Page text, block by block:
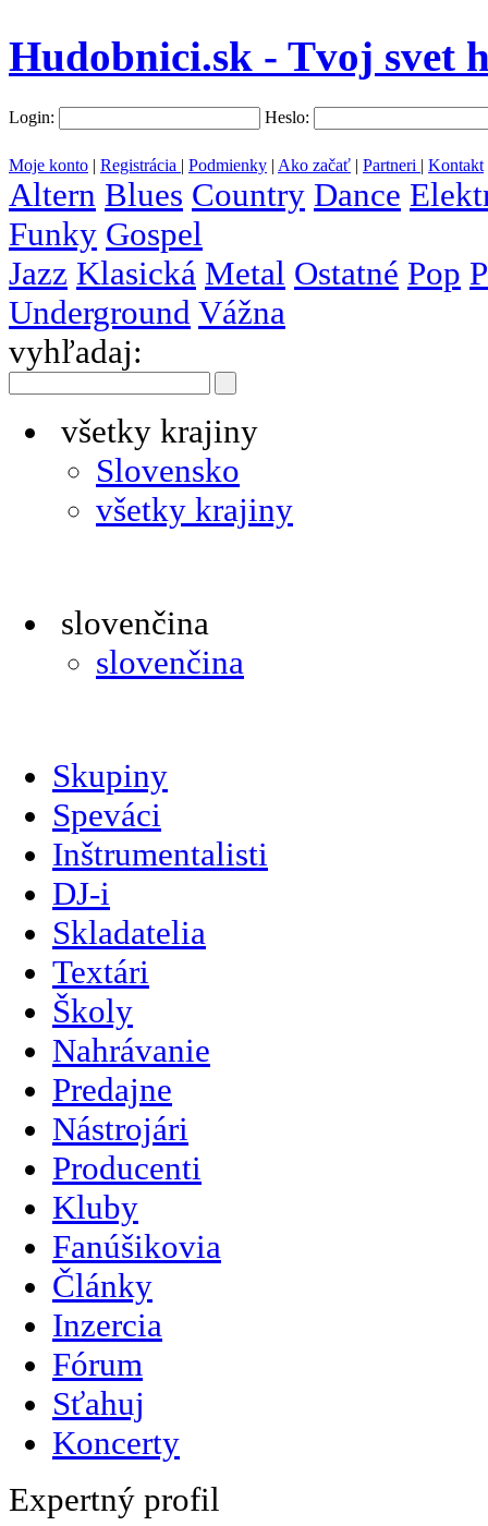
Hudobnici.sk - Tvoj svet
Login: Heslo:
Moje konto | Registrácia | Podmienky | Ako začať | Partneri | Kontakt
Altern Blues Country Dance
Funky Gospel
Jazz Klasická Metal Ostatné Pop
Underground Vážna
vyhľadaj:
všetky krajiny
Slovensko
všetky krajiny
slovenčina
slovenčina
Skupiny
Speváci
Inštrumentalisti
DJ-i
Skladatelia
Textári
Školy
Nahrávanie
Predajne
Nástrojári
Producenti
Kluby
Fanúšikovia
Články
Inzercia
Fórum
Sťahuj
Koncerty
Expertný profil